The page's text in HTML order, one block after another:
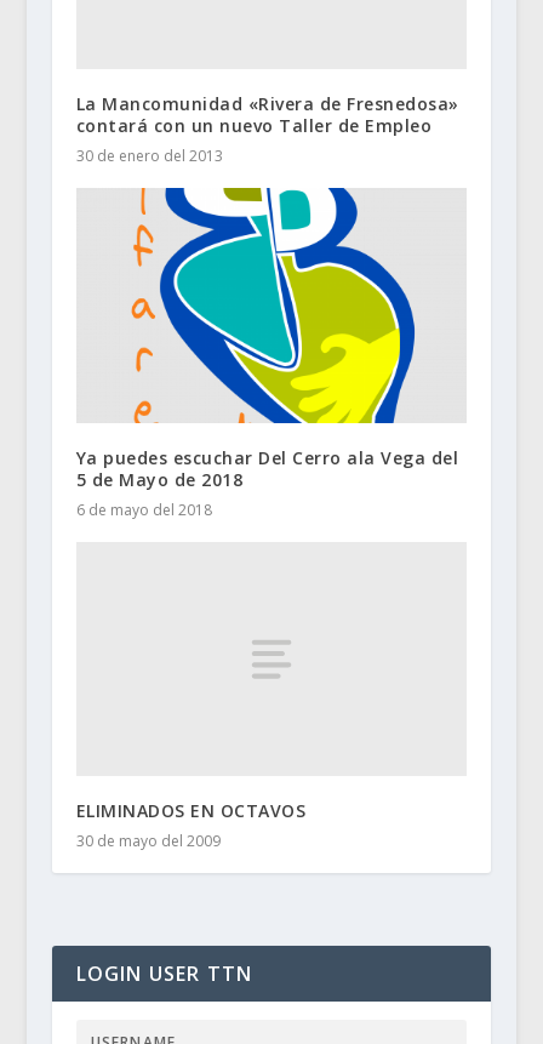
La Mancomunidad «Rivera de Fresnedosa»
contará con un nuevo Taller de Empleo
30 de enero del 2013
Ya puedes escuchar Del Cerro ala Vega del
5 de Mayo de 2018
6 de mayo del 2018
ELIMINADOS EN OCTAVOS
30 de mayo del 2009
LOGIN USER TTN